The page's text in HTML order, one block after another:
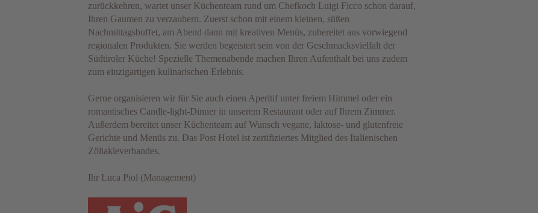
zurückkehren, wartet unser Küchenteam rund um Chefkoch Luigi Ficco schon darauf,
Ihren Gaumen zu verzaubern. Zuerst schon mit einem kleinen, süßen
Nachmittagsbuffet, am Abend dann mit kreativen Menüs, zubereitet aus vorwiegend
regionalen Produkten. Sie werden begeistert sein von der Geschmacksvielfalt der
Südtiroler Küche! Spezielle Themenabende machen Ihren Aufenthalt bei uns zudem
zum einzigartigen kulinarischen Erlebnis.
Gerne organisieren wir für Sie auch einen Aperitif unter freiem Himmel oder ein
romantisches Candle-light-Dinner in unserem Restaurant oder auf Ihrem Zimmer.
Außerdem bereitet unser Küchenteam auf Wunsch vegane, laktose- und glutenfreie
Gerichte und Menüs zu. Das Post Hotel ist zertifiziertes Mitglied des Italienischen
Zöliakieverbandes.
Ihr Luca Piol (Management)